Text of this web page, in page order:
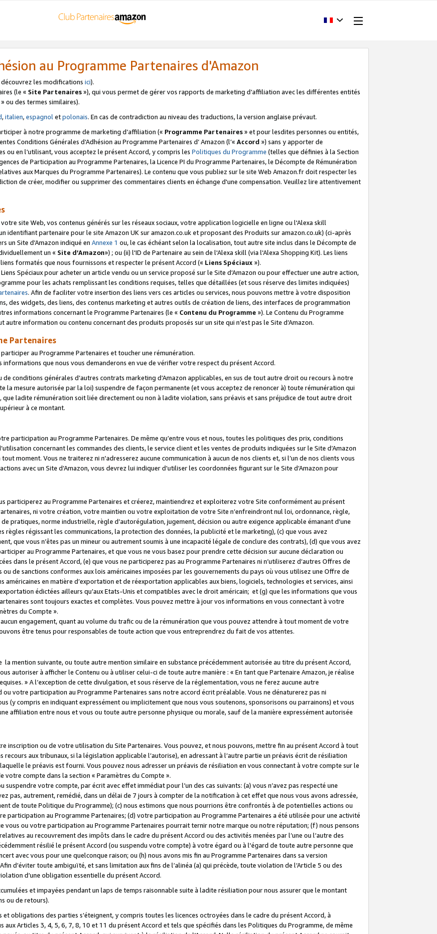
au Programme Partenaires d'Amazon
les modifications ici).
(le « Site Partenaires»), qui vous permet de gérer vos rapports de marketing d’affiliation avec les différentes entités
» ou des termes similaires).
,italien,espagnoletpolonais. En cas de contradiction au niveau des traductions, la version anglaise prévaut.
à notre programme de marketing d’affiliation (« Programme Partenaires» et pour lesdites personnes ou entités,
Conditions Générales d’Adhésion au Programme Partenaires d’ Amazon (l’« Accord ») sans y apporter de
ou en l’utilisant, vous acceptez le présent Accord, y compris les Politiques du Programme (telles que définies à la Section
de Participation au Programme Partenaires, la Licence PI du Programme Partenaires, le Décompte de Rémunération
aux Marques du Programme Partenaires). Le contenu que vous publiez sur le site Web Amazon.fr doit respecter les
de créer, modifier ou supprimer des commentaires clients en échange d'une compensation. Veuillez lire attentivement
site Web, vos contenus générés sur les réseaux sociaux, votre application logicielle en ligne ou l'Alexa skill
identifiant partenaire pour le site Amazon UK sur amazon.co.uk et proposant des Produits sur amazon.co.uk) (ci-après
un Site d’Amazon indiqué en Annexe 1 ou, le cas échéant selon la localisation, tout autre site inclus dans le Décompte de
un « Site d’Amazon») ; ou (ii) l'ID de Partenaire au sein de l'Alexa skill (via l'Alexa Shopping Kit). Les liens
formatés que nous fournissons et respecter le présent Accord (« Liens Spéciaux»).
Spéciaux pour acheter un article vendu ou un service proposé sur le Site d’Amazon ou pour effectuer une autre action,
pour les achats remplissant les conditions requises, telles que détaillées (et sous réserve des limites indiquées)
. Afin de faciliter votre insertion des liens vers ces articles ou services, nous pouvons mettre à votre disposition
des widgets, des liens, des contenus marketing et autres outils de création de liens, des interfaces de programmation
informations concernant le Programme Partenaires (le « Contenu du Programme »). Le Contenu du Programme
information ou contenu concernant des produits proposés sur un site qui n’est pas le Site d’Amazon.
Partenaires
au Programme Partenaires et toucher une rémunération.
que nous vous demanderons en vue de vérifier votre respect du présent Accord.
conditions générales d’autres contrats marketing d’Amazon applicables, en sus de tout autre droit ou recours à notre
la mesure autorisée par la loi) suspendre de façon permanente (et vous acceptez de renoncer à) toute rémunération qui
ladite rémunération soit liée directement ou non à ladite violation, sans préavis et sans préjudice de tout autre droit
à ce montant.
participation au Programme Partenaires. De même qu’entre vous et nous, toutes les politiques des prix, conditions
concernant les commandes des clients, le service client et les ventes de produits indiquées sur le Site d’Amazon
moment. Vous ne traiterez ni n'adresserez aucune communication à aucun de nos clients et, si l’un de nos clients vous
avec un Site d’Amazon, vous devrez lui indiquer d’utiliser les coordonnées figurant sur le Site d’Amazon pour
participerez au Programme Partenaires et créerez, maintiendrez et exploiterez votre Site conformément au présent
ni votre création, votre maintien ou votre exploitation de votre Site n’enfreindront nul loi, ordonnance, règle,
pratiques, norme industrielle, règle d’autorégulation, jugement, décision ou autre exigence applicable émanant d’une
régissant les communications, la protection des données, la publicité et le marketing), (c) que vous avez
que vous n’êtes pas un mineur ou autrement soumis à une incapacité légale de conclure des contrats), (d) que vous avez
au Programme Partenaires, et que vous ne vous basez pour prendre cette décision sur aucune déclaration ou
dans le présent Accord, (e) que vous ne participerez pas au Programme Partenaires ni n’utiliserez d’autres Offres de
ou de sanctions conformes aux lois américaines imposées par les gouvernements du pays où vous utilisez une Offre de
en matière d’exportation et de réexportation applicables aux biens, logiciels, technologies et services, ainsi
édictées ailleurs qu’aux Etats-Unis et compatibles avec le droit américain; et (g) que les informations que vous
sont toujours exactes et complètes. Vous pouvez mettre à jour vos informations en vous connectant à votre
du Compte ».
engagement, quant au volume du trafic ou de la rémunération que vous pouvez attendre à tout moment de votre
être tenus pour responsables de toute action que vous entreprendrez du fait de vos attentes.
mention suivante, ou toute autre mention similaire en substance précédemment autorisée au titre du présent Accord,
autoriser à afficher le Contenu ou à utiliser celui-ci de toute autre manière : « En tant que Partenaire Amazon, je réalise
» A l’exception de cette divulgation, et sous réserve de la réglementation, vous ne ferez aucune autre
votre participation au Programme Partenaires sans notre accord écrit préalable. Vous ne dénaturerez pas ni
(y compris en indiquant expressément ou implicitement que nous vous soutenons, sponsorisons ou parrainons) et vous
affiliation entre nous et vous ou toute autre personne physique ou morale, sauf de la manière expressément autorisée
inscription ou de votre utilisation du Site Partenaires. Vous pouvez, et nous pouvons, mettre fin au présent Accord à tout
aux tribunaux, si la législation applicable l’autorise), en adressant à l’autre partie un préavis écrit de résiliation
le préavis est fourni. Vous pouvez nous adresser un préavis de résiliation en vous connectant à votre compte sur le
votre compte dans la section « Paramètres du Compte ».
votre compte, par écrit avec effet immédiat pour l’un des cas suivants: (a) vous n’avez pas respecté une
pas, autrement, remédié, dans un délai de 7 jours à compter de la notification à cet effet que nous vous avons adressée,
de toute Politique du Programme); (c) nous estimons que nous pourrions être confrontés à de potentielles actions ou
participation au Programme Partenaires; (d) votre participation au Programme Partenaires a été utilisée pour une activité
vous ou votre participation au Programme Partenaires pourrait ternir notre marque ou notre réputation; (f) nous pensons
au recouvrement des impôts dans le cadre du présent Accord ou des activités menées par l’une ou l’autre des
résilié le présent Accord (ou suspendu votre compte) à votre égard ou à l'égard de toute autre personne que
avec vous pour une quelconque raison; ou (h) nous avons mis fin au Programme Partenaires dans sa version
d’éviter toute ambiguïté, et sans limitation aux fins de l’alinéa (a) qui précède, toute violation de l’Article 5 ou des
d’une obligation essentielle du présent Accord.
et impayées pendant un laps de temps raisonnable suite à ladite résiliation pour nous assurer que le montant
ou de retours).
obligations des parties s’éteignent, y compris toutes les licences octroyées dans le cadre du présent Accord, à
Articles 3, 4, 5, 6, 7, 8, 10 et 11 du présent Accord et tels que spécifiés dans les Politiques du Programme, de même